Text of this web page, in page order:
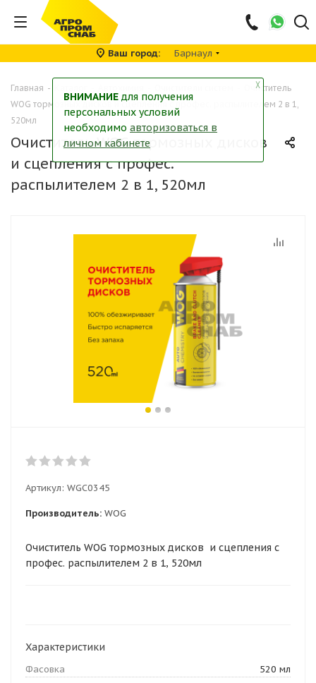
Ваш город Барнаул
Главная -
Очиститель
WOG тормозных дисков и сцепления с профес. распылителем 2 в 1,
520мл
Очиститель WOG тормозных дисков
и сцепления с профес.
распылителем 2 в 1, 520мл
Артикул: WGC0345
Производитель: WOG
Очиститель WOG тормозных дисков и сцепления с
профес. распылителем 2 в 1, 520мл
Характеристики
Фасовка
520 мл
╳
ВНИМАНИЕ для получения
персональных условий
необходимо авторизоваться в
личном кабинете